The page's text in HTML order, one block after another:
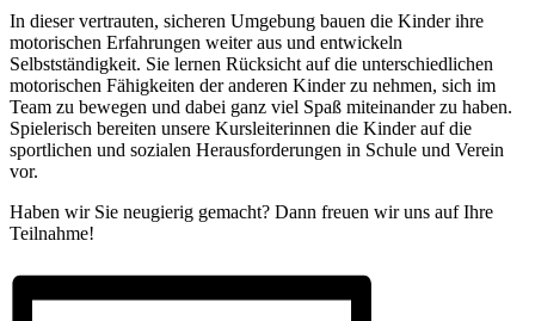
In dieser vertrauten, sicheren Umgebung bauen die Kinder ihre
motorischen Erfahrungen weiter aus und entwickeln
Selbstständigkeit. Sie lernen Rücksicht auf die unterschiedlichen
motorischen Fähigkeiten der anderen Kinder zu nehmen, sich im
Team zu bewegen und dabei ganz viel Spaß miteinander zu haben.
Spielerisch bereiten unsere Kursleiterinnen die Kinder auf die
sportlichen und sozialen Herausforderungen in Schule und Verein
vor.
Haben wir Sie neugierig gemacht? Dann freuen wir uns auf Ihre
Teilnahme!